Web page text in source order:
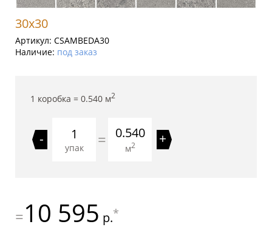
30x30
Артикул: CSAMBEDA30
Наличие: под заказ
1 коробка = 0.540 м2
-
упак = 0.540
м2 +
=10 595 р.*